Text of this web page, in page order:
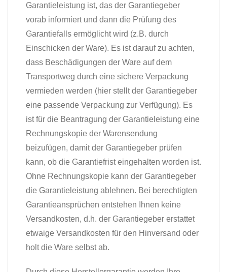
Garantieleistung ist, das der Garantiegeber
vorab informiert und dann die Prüfung des
Garantiefalls ermöglicht wird (z.B. durch
Einschicken der Ware). Es ist darauf zu achten,
dass Beschädigungen der Ware auf dem
Transportweg durch eine sichere Verpackung
vermieden werden (hier stellt der Garantiegeber
eine passende Verpackung zur Verfügung). Es
ist für die Beantragung der Garantieleistung eine
Rechnungskopie der Warensendung
beizufügen, damit der Garantiegeber prüfen
kann, ob die Garantiefrist eingehalten worden ist.
Ohne Rechnungskopie kann der Garantiegeber
die Garantieleistung ablehnen. Bei berechtigten
Garantieansprüchen entstehen Ihnen keine
Versandkosten, d.h. der Garantiegeber erstattet
etwaige Versandkosten für den Hinversand oder
holt die Ware selbst ab.